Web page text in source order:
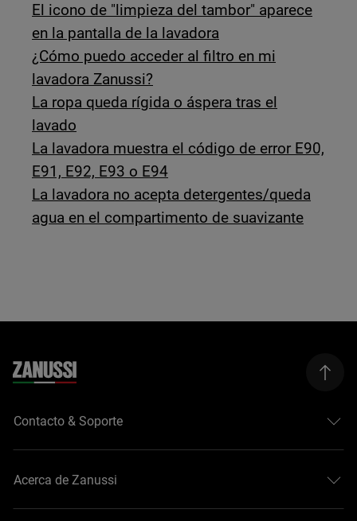
El icono de "limpieza del tambor" aparece
en la pantalla de la lavadora
¿Cómo puedo acceder al filtro en mi
lavadora Zanussi?
La ropa queda rígida o áspera tras el
lavado
La lavadora muestra el código de error E90,
E91, E92, E93 o E94
La lavadora no acepta detergentes/queda
agua en el compartimento de suavizante
Contacto & Soporte
Acerca de Zanussi